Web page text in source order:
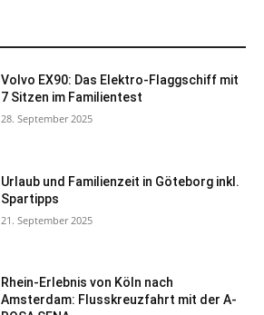
Volvo EX90: Das Elektro-Flaggschiff mit
7 Sitzen im Familientest
28. September 2025
Urlaub und Familienzeit in Göteborg inkl.
Spartipps
21. September 2025
Rhein-Erlebnis von Köln nach
Amsterdam: Flusskreuzfahrt mit der A-